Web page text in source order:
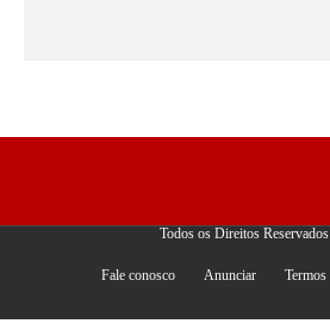
Todos os Direitos
Fale conosco Anunciar Termos